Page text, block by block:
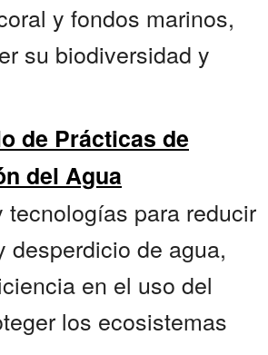
y fondos marinos,
su biodiversidad y
de Prácticas de
del Agua
tecnologías para reducir
desperdicio de agua,
en el uso del
los ecosistemas